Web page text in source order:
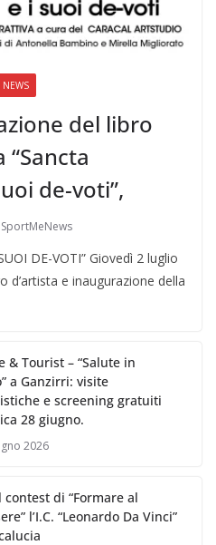
NEWS
del libro
“Sancta
de-voti”,
DE-VOTI” Giovedì 2 luglio
d’artista e inaugurazione della
& Tourist – “Salute in
a Ganzirri: visite
e screening gratuiti
28 giugno.
2026
contest di “Formare al
l’I.C. “Leonardo Da Vinci”